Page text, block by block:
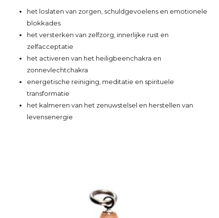
het loslaten van zorgen, schuldgevoelens en emotionele
blokkades
het versterken van zelfzorg, innerlijke rust en
zelfacceptatie
het activeren van het heiligbeenchakra en
zonnevlechtchakra
energetische reiniging, meditatie en spirituele
transformatie
het kalmeren van het zenuwstelsel en herstellen van
levensenergie